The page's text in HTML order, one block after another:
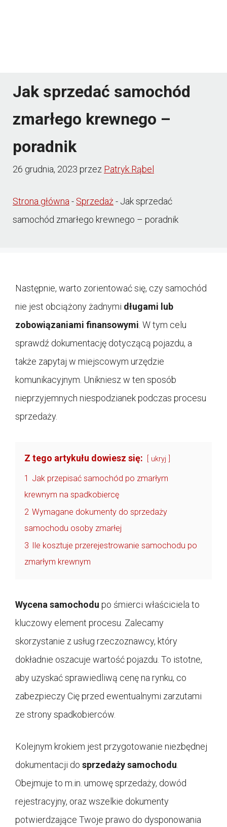
Jak sprzedać samochód
zmarłego krewnego –
poradnik
26 grudnia, 2023 przez Patryk Rąbel
Strona główna- Sprzedaż- Jak sprzedać
samochód zmarłego krewnego – poradnik
Następnie, warto zorientować się, czy samochód
nie jest obciążony żadnymi długami lub
zobowiązaniami finansowymi . W tym celu
sprawdź dokumentację dotyczącą pojazdu, a
także zapytaj w miejscowym urzędzie
komunikacyjnym. Unikniesz w ten sposób
nieprzyjemnych niespodzianek podczas procesu
sprzedaży.
Z tego artykułu dowiesz się: ukryj
1 Jak przepisać samochód po zmarłym
krewnym na spadkobiercę
2 Wymagane dokumenty do sprzedaży
samochodu osoby zmarłej
3 Ile kosztuje przerejestrowanie samochodu po
zmarłym krewnym
Wycena samochodu po śmierci właściciela to
kluczowy element procesu. Zalecamy
skorzystanie z usług rzeczoznawcy, który
dokładnie oszacuje wartość pojazdu. To istotne,
aby uzyskać sprawiedliwą cenę na rynku, co
zabezpieczy Cię przed ewentualnymi zarzutami
ze strony spadkobierców.
Kolejnym krokiem jest przygotowanie niezbędnej
dokumentacji do sprzedaży samochodu
Obejmuje to m.in. umowę sprzedaży, dowód
rejestracyjny, oraz wszelkie dokumenty
potwierdzające Twoje prawo do dysponowania